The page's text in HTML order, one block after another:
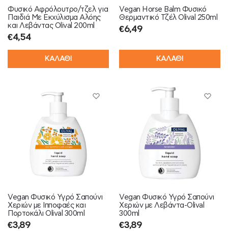
Φυσικό Αφρόλουτρο/τζελ για
Παιδιά Με Εκχύλισμα Αλόης
και Λεβάντας Olival 200ml
€4,54
ΚΑΛΑΘΙ
Vegan Horse Balm Φυσικό
Θερμαντικό Τζέλ Olival 250ml
€6,49
ΚΑΛΑΘΙ
Vegan Φυσικό Υγρό Σαπούνι
Χεριών με Ιπποφαές και
Πορτοκάλι Olival 300ml
€3,89
Vegan Φυσικό Υγρό Σαπούνι
Χεριών με Λεβάντα-Olival
300ml
€3,89